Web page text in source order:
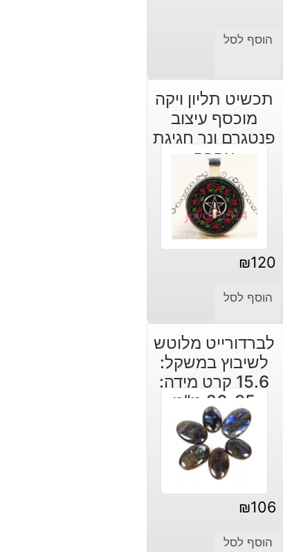
הוסף לסל
תכשיט תליון ויקה
מוכסף עיצוב
פנטגרם ונר חגיגת
אהבה
₪120
הוסף לסל
לברדורייט מלוטש
לשיבוץ במשקל:
15.6 קרט מידה:
26-35 מ"מ
₪106
הוסף לסל